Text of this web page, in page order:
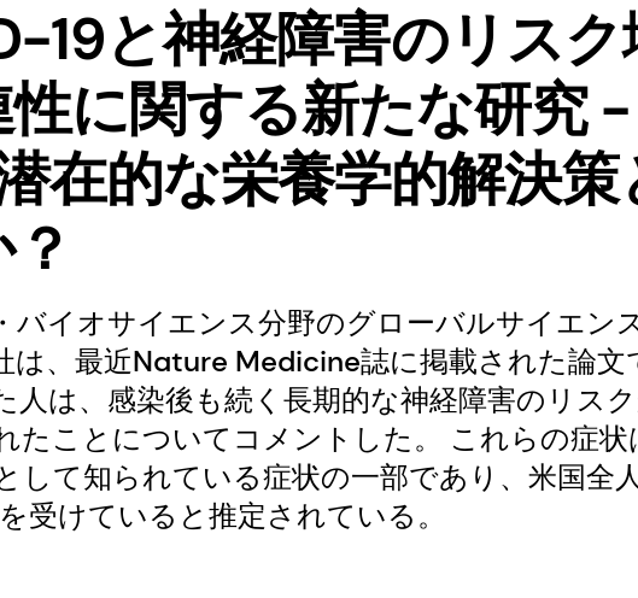
19と神経障害のリスク
に関する新たな研究 -
在的な栄養学的解決策
バイオサイエンス分野のグローバルサイエン
は、最近Nature Medicine誌に掲載された論文
人は、感染後も続く長期的な神経障害のリス
たことについてコメントした。 これらの症状
して知られている症状の一部であり、米国全
受けていると推定されている。